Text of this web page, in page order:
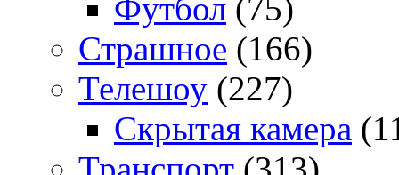
Футбол (75)
Страшное (166)
Телешоу (227)
Скрытая камера